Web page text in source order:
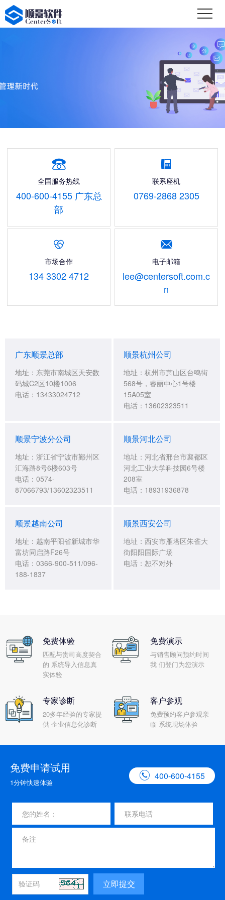

全国服务热线
400-600-4155 广东总
部

联系座机
0769-2868 2305

市场合作
134 3302 4712

电子邮箱
lee@centersoft.com.c
n
广东顺景总部
地址：东莞市南城区天安数
码城C2区10楼1006
电话：13433024712
顺景杭州公司
地址：杭州市萧山区台鸣街
568号，睿丽中心1号楼
15A05室
电话：13602323511
顺景宁波分公司
地址：浙江省宁波市鄞州区
汇海路8号6楼603号
电话：0574-
87066793/13602323511
顺景河北公司
地址：河北省邢台市襄都区
河北工业大学科技园6号楼
208室
电话：18931936878
顺景越南公司
地址：越南平阳省新城市华
富坊同启路F26号
电话：0366-900-511/096-
188-1837
顺景西安公司
地址：西安市雁塔区朱雀大
街阳阳国际广场
电话：恕不对外
免费体验
匹配与贵司高度契合
的 系统导入信息真
实体验
免费演示
与销售顾问预约时间
我 们登门为您演示
专家诊断
20多年经验的专家提
供 企业信息化诊断
客户参观
免费预约客户参观亲
临 系统现场体验
免费申请试用
1分钟快速体验
 400-600-4155
立即提交